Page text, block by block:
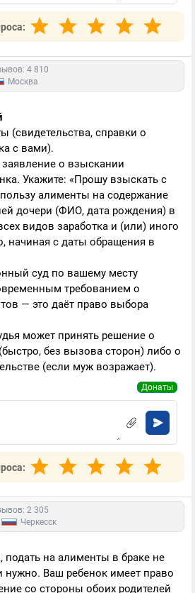
4 810
Москва
(свидетельства, справки о
с вами).
заявление о взыскании
Укажите: «Прошу взыскать с
алименты на содержание
дочери (ФИО, дата рождения) в
видов заработка и (или) иного
начиная с даты обращения в
суд по вашему месту
требованием о
— это даёт право выбора
может принять решение о
без вызова сторон) либо о
(если муж возражает).
Донаты
2 305
Черкесск
подать на алименты в браке не
нужно. Ваш ребенок имеет право
со стороны обоих родителей